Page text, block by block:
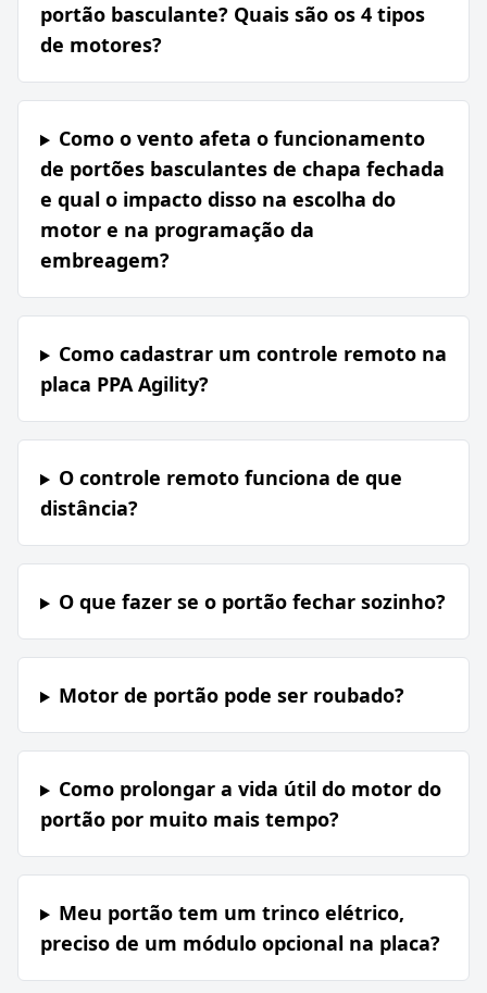
portão basculante? Quais são os 4 tipos
de motores?
Como o vento afeta o funcionamento
de portões basculantes de chapa fechada
e qual o impacto disso na escolha do
motor e na programação da
embreagem?
Como cadastrar um controle remoto na
placa PPA Agility?
O controle remoto funciona de que
distância?
O que fazer se o portão fechar sozinho?
Motor de portão pode ser roubado?
Como prolongar a vida útil do motor do
portão por muito mais tempo?
Meu portão tem um trinco elétrico,
preciso de um módulo opcional na placa?